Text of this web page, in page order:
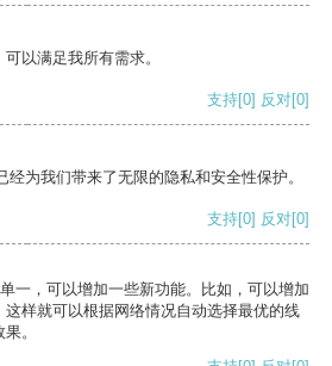
以满足我所有需求。
支持[0] 反对[0]
为我们带来了无限的隐私和安全性保护。
支持[0] 反对[0]
一，可以增加一些新功能。比如，可以增加
样就可以根据网络情况自动选择最优的线
。